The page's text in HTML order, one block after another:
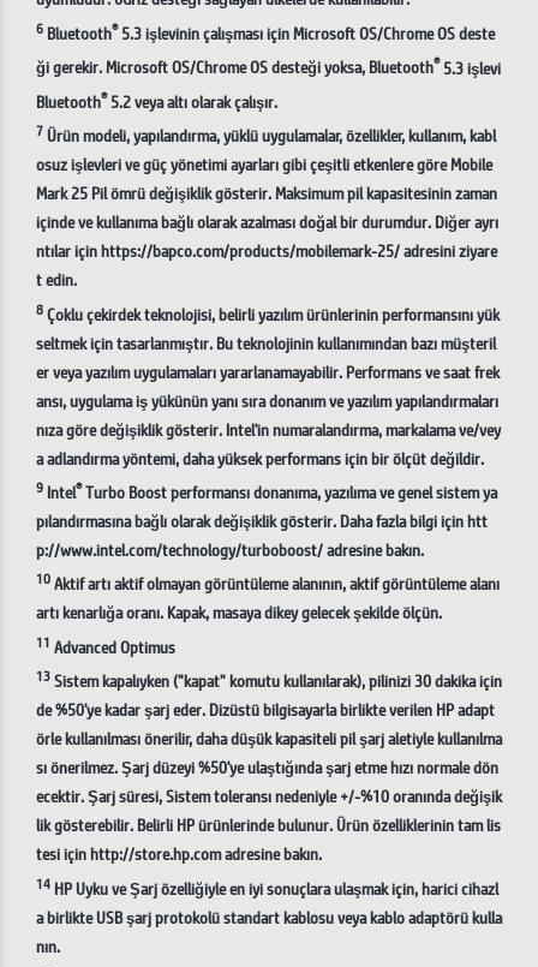
6 Bluetooth®5.3 işlevinin çalışması için Microsoft OS/Chrome OS deste
ği gerekir. Microsoft OS/Chrome OS desteği yoksa, Bluetooth®5.3 işlevi
Bluetooth®5.2 veya altı olarak çalışır.
7Ürün modeli, yapılandırma, yüklü uygulamalar, özellikler, kullanım, kabl
osuz işlevleri ve güç yönetimi ayarları gibi çeşitli etkenlere göre Mobile
Mark 25 Pil ömrü değişiklik gösterir. Maksimum pil kapasitesinin zaman
içinde ve kullanıma bağlı olarak azalması doğal bir durumdur. Diğer ayrı
ntılar için https://bapco.com/products/mobilemark-25/ adresini ziyare
t edin.
8Çoklu çekirdek teknolojisi, belirli yazılım ürünlerinin performansını yük
seltmek için tasarlanmıştır. Bu teknolojinin kullanımından bazı müşteril
er veya yazılım uygulamaları yararlanamayabilir. Performans ve saat frek
ansı, uygulama iş yükünün yanı sıra donanım ve yazılım yapılandırmaları
nıza göre değişiklik gösterir. Intel'in numaralandırma, markalama ve/vey
a adlandırma yöntemi, daha yüksek performans için bir ölçüt değildir.
9 Intel®Turbo Boost performansı donanıma, yazılıma ve genel sistem ya
pılandırmasına bağlı olarak değişiklik gösterir. Daha fazla bilgi için htt
p://www.intel.com/technology/turboboost/ adresine bakın.
10Aktif artı aktif olmayan görüntüleme alanının, aktif görüntüleme alanı
artı kenarlığa oranı. Kapak, masaya dikey gelecek şekilde ölçün.
11 Advanced Optimus
13Sistem kapalıyken ("kapat" komutu kullanılarak), pilinizi 30 dakika için
de %50'ye kadar şarj eder. Dizüstü bilgisayarla birlikte verilen HP adapt
örle kullanılması önerilir, daha düşük kapasiteli pil şarj aletiyle kullanılma
sı önerilmez. Şarj düzeyi %50'ye ulaştığında şarj etme hızı normale dön
ecektir. Şarj süresi, Sistem toleransı nedeniyle +/-%10 oranında değişik
lik gösterebilir. Belirli HP ürünlerinde bulunur. Ürün özelliklerinin tam lis
tesi için http://store.hp.com adresine bakın.
14 HP Uyku ve Şarj özelliğiyle en iyi sonuçlara ulaşmak için, harici cihazl
a birlikte USB şarj protokolü standart kablosu veya kablo adaptörü kulla
nın.